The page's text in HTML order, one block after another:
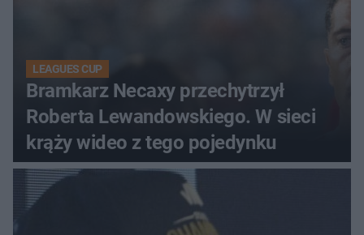
LEAGUES CUP
Bramkarz Necaxy przechytrzył
Roberta Lewandowskiego. W sieci
krąży wideo z tego pojedynku